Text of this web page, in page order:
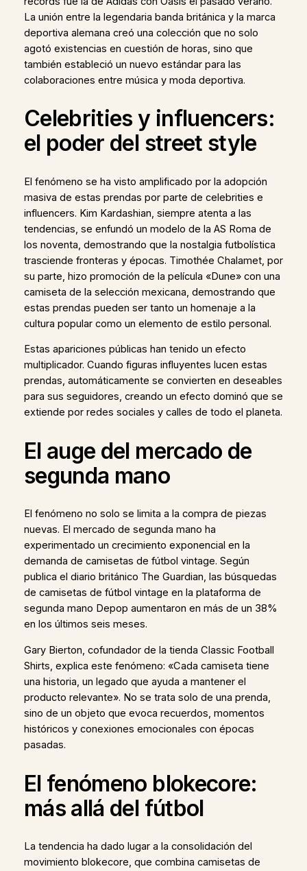
La unión entre la legendaria banda británica y la marca
deportiva alemana creó una colección que no solo
agotó existencias en cuestión de horas, sino que
también estableció un nuevo estándar para las
colaboraciones entre música y moda deportiva.
Celebrities y influencers:
el poder del street style
El fenómeno se ha visto amplificado por la adopción
masiva de estas prendas por parte de celebrities e
influencers. Kim Kardashian, siempre atenta a las
tendencias, se enfundó un modelo de la AS Roma de
los noventa, demostrando que la nostalgia futbolística
trasciende fronteras y épocas. Timothée Chalamet, por
su parte, hizo promoción de la película «Dune» con una
camiseta de la selección mexicana, demostrando que
estas prendas pueden ser tanto un homenaje a la
cultura popular como un elemento de estilo personal.
Estas apariciones públicas han tenido un efecto
multiplicador. Cuando figuras influyentes lucen estas
prendas, automáticamente se convierten en deseables
para sus seguidores, creando un efecto dominó que se
extiende por redes sociales y calles de todo el planeta.
El auge del mercado de
segunda mano
El fenómeno no solo se limita a la compra de piezas
nuevas. El mercado de segunda mano ha
experimentado un crecimiento exponencial en la
demanda de camisetas de fútbol vintage. Según
publica el diario británico The Guardian, las búsquedas
de camisetas de fútbol vintage en la plataforma de
segunda mano Depop aumentaron en más de un 38%
en los últimos seis meses.
Gary Bierton, cofundador de la tienda Classic Football
Shirts, explica este fenómeno: «Cada camiseta tiene
una historia, un legado que ayuda a mantener el
producto relevante». No se trata solo de una prenda,
sino de un objeto que evoca recuerdos, momentos
históricos y conexiones emocionales con épocas
pasadas.
El fenómeno blokecore:
más allá del fútbol
La tendencia ha dado lugar a la consolidación del
movimiento blokecore, que combina camisetas de